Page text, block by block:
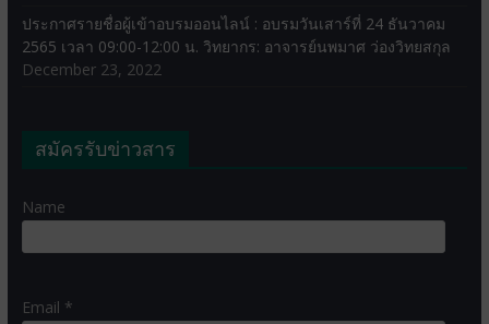
ประกาศรายชื่อผู้เข้าอบรมออนไลน์ : อบรมวันเสาร์ที่ 24 ธันวาคม
2565 เวลา 09:00-12:00 น. วิทยากร: อาจารย์นพมาศ ว่องวิทยสกุล
December 23, 2022
สมัครรับข่าวสาร
Name
Email *